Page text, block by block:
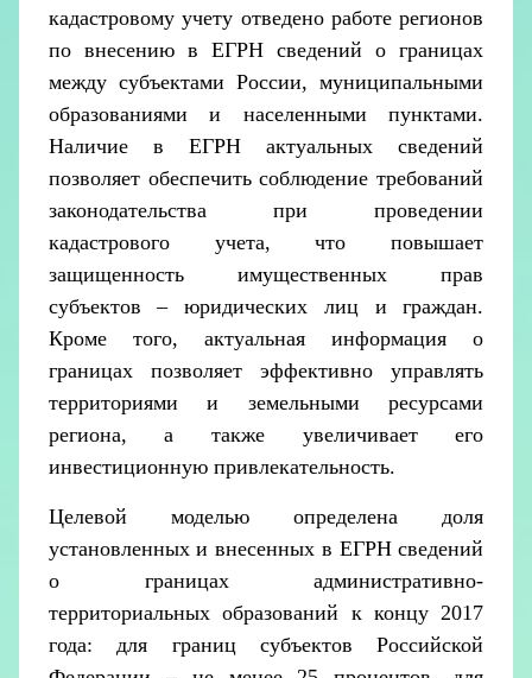
кадастровому учету отведено работе регионов
по внесению в ЕГРН сведений о границах
между субъектами России, муниципальными
образованиями и населенными пунктами.
Наличие в ЕГРН актуальных сведений
позволяет обеспечить соблюдение требований
законодательства при проведении
кадастрового учета, что повышает
защищенность имущественных прав
субъектов – юридических лиц и граждан.
Кроме того, актуальная информация о
границах позволяет эффективно управлять
территориями и земельными ресурсами
региона, а также увеличивает его
инвестиционную привлекательность.
Целевой моделью определена доля
установленных и внесенных в ЕГРН сведений
о границах административно-
территориальных образований к концу 2017
года: для границ субъектов Российской